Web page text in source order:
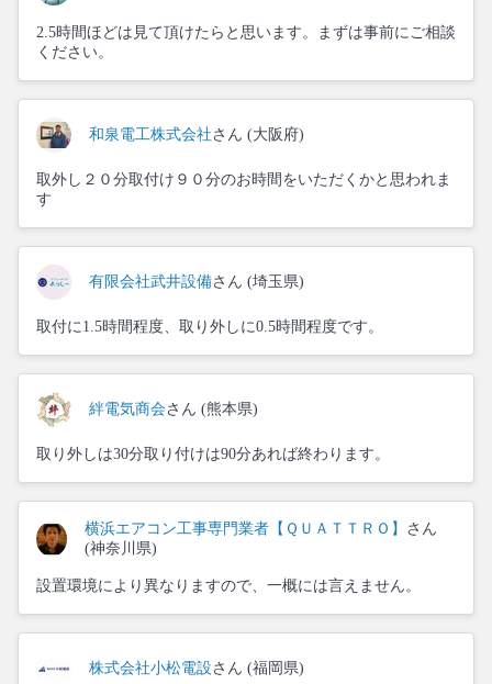
2.5時間ほどは見て頂けたらと思います。まずは事前にご相談
ください。
和泉電工株式会社 さん (大阪府)
取外し２０分取付け９０分のお時間をいただくかと思われま
す
有限会社武井設備さん (埼玉県)
取付に1.5時間程度、取り外しに0.5時間程度です。
絆電気商会さん (熊本県)
取り外しは30分取り付けは90分あれば終わります。
横浜エアコン工事専門業者【ＱＵＡＴＴＲＯ】
さん
(神奈川県)
設置環境により異なりますので、一概には言えません。
株式会社小松電設 さん (福岡県)